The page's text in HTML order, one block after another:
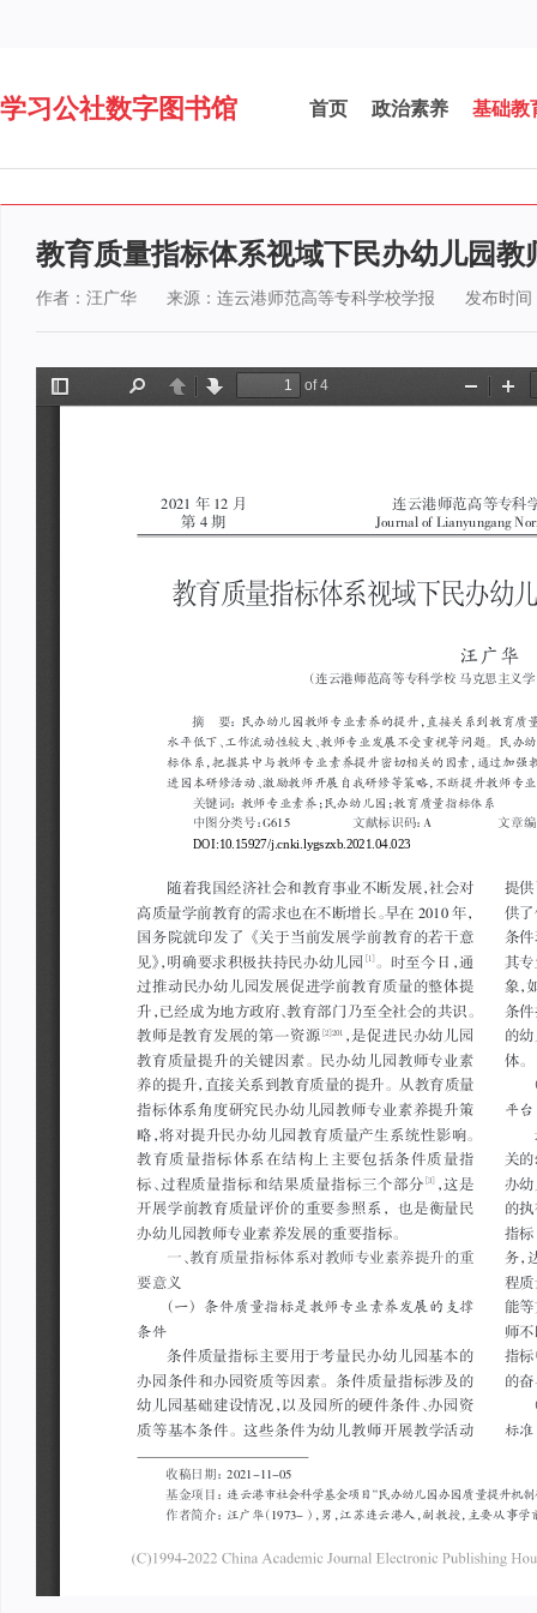
学习公社数字图书馆 首页 政治素养 基础教
教育质量指标体系视域下民办幼儿园
作者：汪广华 来源：连云港师范高等专科学校学报 发布时